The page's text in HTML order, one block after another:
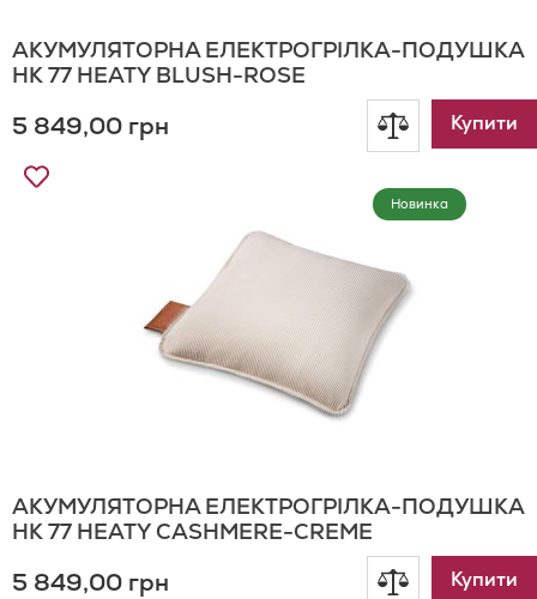
АКУМУЛЯТОРНА ЕЛЕКТРОГРІЛКА-ПОДУШКА
HK 77 HEATY BLUSH-ROSE
5 849,00 грн
Додати
Купити
Новинка
АКУМУЛЯТОРНА ЕЛЕКТРОГРІЛКА-ПОДУШКА
HK 77 HEATY CASHMERE-CREME
5 849,00 грн
Додати
Додати
Купити